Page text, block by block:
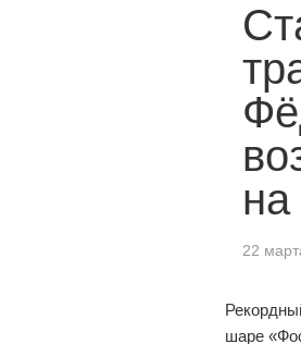
22
шаре